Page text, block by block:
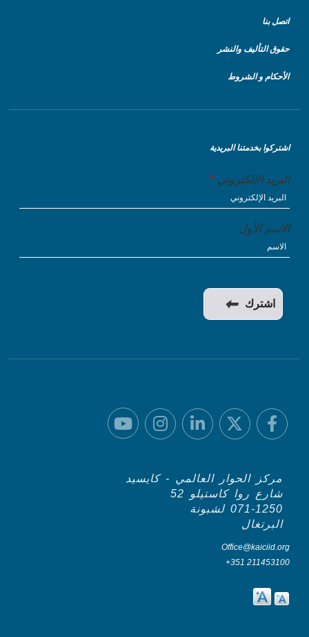
اتصل بنا
حقوق التأليف والنشر
الأحكام و الشروط
اشتركوا بخدمتنا البريدية
البريد الإلكتروني
الاسم الأول
مركز الحوار العالمي - كايسيد
شارع روا كاستيلو 52
071-1250 لشبونة
البرتغال
Office@kaiciid.org
+351 211453100